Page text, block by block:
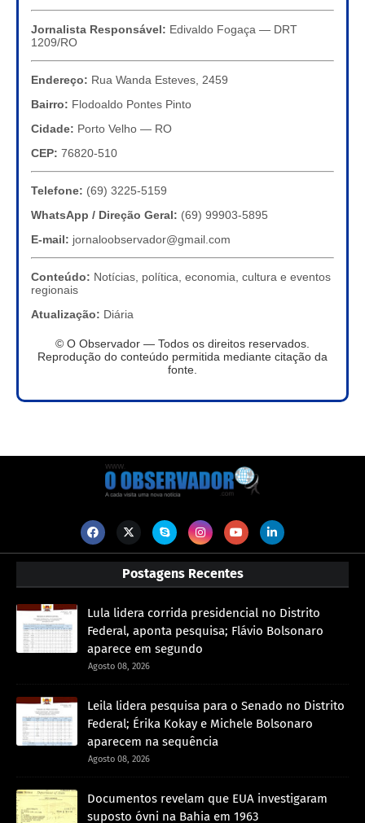
Jornalista Responsável: Edivaldo Fogaça — DRT
1209/RO
Endereço: Rua Wanda Esteves, 2459
Bairro: Flodoaldo Pontes Pinto
Cidade: Porto Velho — RO
CEP: 76820-510
Telefone: (69) 3225-5159
WhatsApp / Direção Geral: (69) 99903-5895
E-mail: jornaloobservador@gmail.com
Conteúdo: Notícias, política, economia, cultura e eventos
regionais
Atualização: Diária
© O Observador — Todos os direitos reservados.
Reprodução do conteúdo permitida mediante citação da
fonte.
Postagens Recentes
Lula lidera corrida presidencial no Distrito
Federal, aponta pesquisa; Flávio Bolsonaro
aparece em segundo
Agosto 08, 2026
Leila lidera pesquisa para o Senado no Distrito
Federal; Érika Kokay e Michele Bolsonaro
aparecem na sequência
Agosto 08, 2026
Documentos revelam que EUA investigaram
suposto óvni na Bahia em 1963